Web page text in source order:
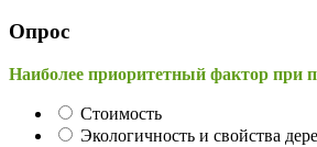
Опрос
Наиболее приоритетный фактор при
Стоимость
Экологичность и свойства